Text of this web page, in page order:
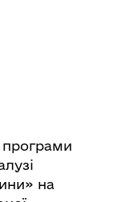
програми
на